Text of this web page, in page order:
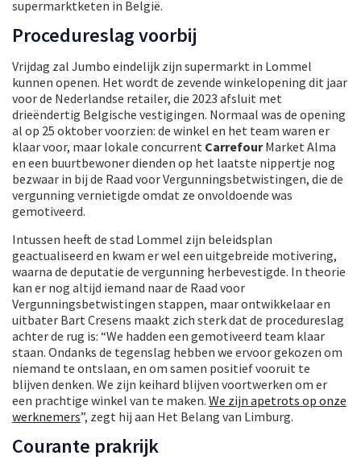
supermarktketen in België.
Procedureslag voorbij
Vrijdag zal Jumbo eindelijk zijn supermarkt in Lommel
kunnen openen. Het wordt de zevende winkelopening dit jaar
voor de Nederlandse retailer, die 2023 afsluit met
drieëndertig Belgische vestigingen. Normaal was de opening
al op 25 oktober voorzien: de winkel en het team waren er
klaar voor, maar lokale concurrent CarrefourMarket Alma
en een buurtbewoner dienden op het laatste nippertje nog
bezwaar in bij de Raad voor Vergunningsbetwistingen, die de
vergunning vernietigde omdat ze onvoldoende was
gemotiveerd.
Intussen heeft de stad Lommel zijn beleidsplan
geactualiseerd en kwam er wel een uitgebreide motivering,
waarna de deputatie de vergunning herbevestigde. In theorie
kan er nog altijd iemand naar de Raad voor
Vergunningsbetwistingen stappen, maar ontwikkelaar en
uitbater Bart Cresens maakt zich sterk dat de procedureslag
achter de rug is: “We hadden een gemotiveerd team klaar
staan. Ondanks de tegenslag hebben we ervoor gekozen om
niemand te ontslaan, en om samen positief vooruit te
blijven denken. We zijn keihard blijven voortwerken om er
een prachtige winkel van te maken. We zijn apetrots op onze
werknemers”, zegt hij aan Het Belang van Limburg.
Courante prakrijk